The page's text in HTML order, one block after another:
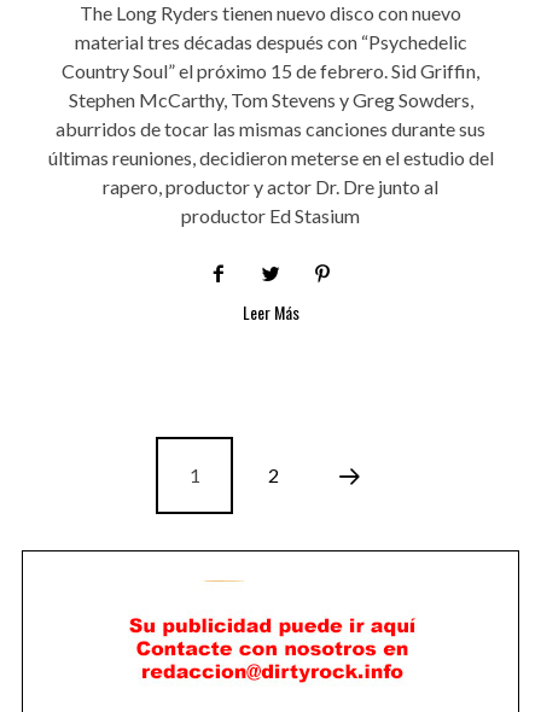
The Long Ryders tienen nuevo disco con nuevo
material tres décadas después con “Psychedelic
Country Soul” el próximo 15 de febrero. Sid Griffin,
Stephen McCarthy, Tom Stevens y Greg Sowders,
aburridos de tocar las mismas canciones durante sus
últimas reuniones, decidieron meterse en el estudio del
rapero, productor y actor Dr. Dre junto al
productor Ed Stasium
Leer Más
1 2